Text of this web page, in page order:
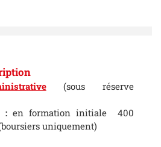
(sous réserve
: en formation initiale 400
uniquement)